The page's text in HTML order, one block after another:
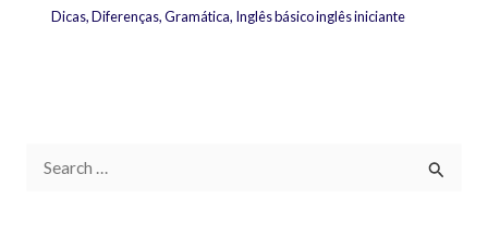
Dicas,Diferenças,Gramática, Inglês básico inglês iniciante